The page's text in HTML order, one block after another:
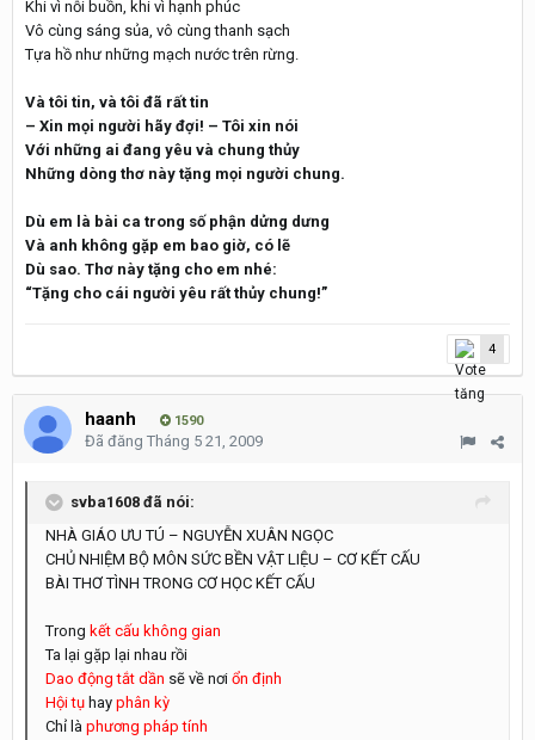
Khi vì nỗi buồn, khi vì hạnh phúc
Vô cùng sáng sủa, vô cùng thanh sạch
Tựa hồ như những mạch nước trên rừng.
Và tôi tin, và tôi đã rất tin
– Xin mọi người hãy đợi! – Tôi xin nói
Với những ai đang yêu và chung thủy
Những dòng thơ này tặng mọi người chung.
Dù em là bài ca trong số phận dửng dưng
Và anh không gặp em bao giờ, có lẽ
Dù sao. Thơ này tặng cho em nhé:
“Tặng cho cái người yêu rất thủy chung!”
4
haanh 1590
Đã đăng Tháng 5 21, 2009
svba1608 đã nói:
NHÀ GIÁO ƯU TÚ – NGUYỄN XUÂN NGỌC
CHỦ NHIỆM BỘ MÔN SỨC BỀN VẬT LIỆU – CƠ KẾT CẤU
BÀI THƠ TÌNH TRONG CƠ HỌC KẾT CẤU
Trong kết cấu không gian
Ta lại gặp lại nhau rồi
Dao động tắt dần sẽ về nơi ổn định
Hội tụ hay phân kỳ
Chỉ là phương pháp tính